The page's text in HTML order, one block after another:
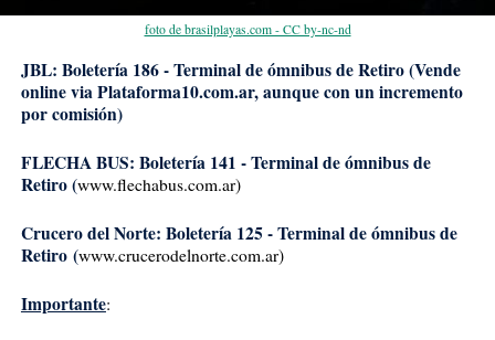
foto de brasilplayas.com - CC by-nc-nd
JBL: Boletería 186 - Terminal de ómnibus de Retiro (Vende
online via Plataforma10.com.ar, aunque con un incremento
por comisión)
FLECHA BUS: Boletería 141 - Terminal de ómnibus de
Retiro (www.flechabus.com.ar)
Crucero del Norte: Boletería 125 - Terminal de ómnibus de
Retiro (www.crucerodelnorte.com.ar)
Importante: